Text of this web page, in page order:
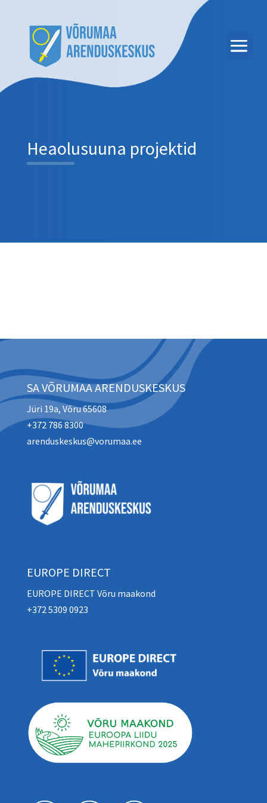
Heaolusuuna projektid
SA VÕRUMAA ARENDUSKESKUS
Jüri 19a, Võru 65608
+372 786 8300
arenduskeskus@vorumaa.ee
EUROPE DIRECT
EUROPE DIRECT Võru maakond
+372 5309 0923